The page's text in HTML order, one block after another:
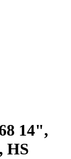
14",
HS